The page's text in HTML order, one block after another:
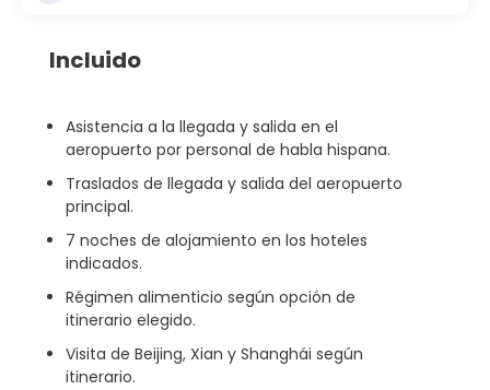
Incluido
Asistencia a la llegada y salida en el
aeropuerto por personal de habla hispana.
Traslados de llegada y salida del aeropuerto
principal.
7 noches de alojamiento en los hoteles
indicados.
Régimen alimenticio según opción de
itinerario elegido.
Visita de Beijing, Xian y Shanghái según
itinerario.